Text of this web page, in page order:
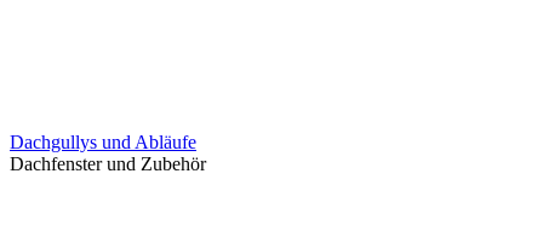
Dachgullys und Abläufe
Dachfenster und Zubehör